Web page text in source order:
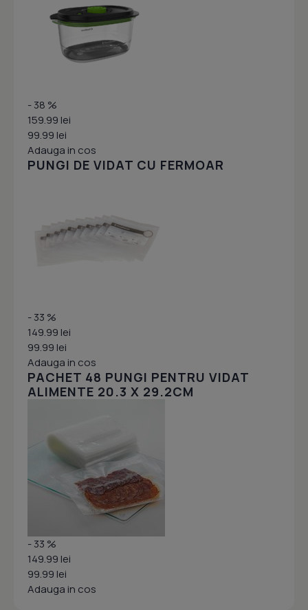
- 38 %
159.99 lei
99.99 lei
Adauga in cos
PUNGI DE VIDAT CU FERMOAR
- 33 %
149.99 lei
99.99 lei
Adauga in cos
PACHET 48 PUNGI PENTRU VIDAT
ALIMENTE 20.3 X 29.2CM
- 33 %
149.99 lei
99.99 lei
Adauga in cos